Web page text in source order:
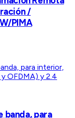
/
PIMA
banda, para